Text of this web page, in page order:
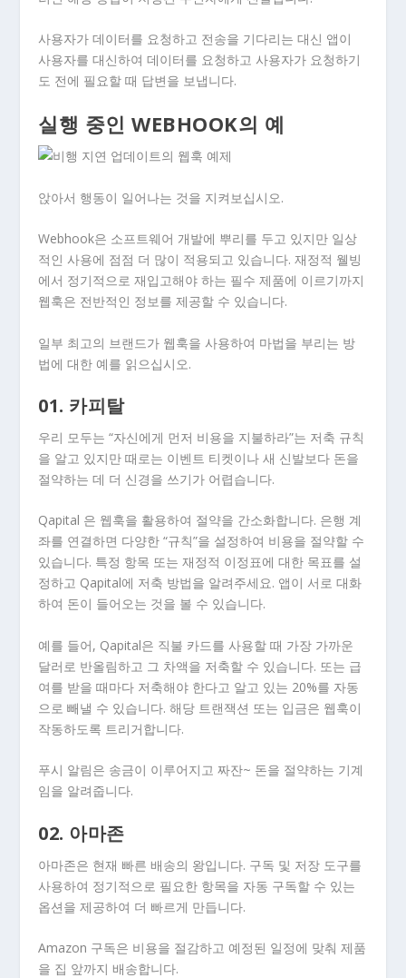
사용자가 데이터를 요청하고 전송을 기다리는 대신 앱이
사용자를 대신하여 데이터를 요청하고 사용자가 요청하기
도 전에 필요할 때 답변을 보냅니다.
실행 중인 WEBHOOK의 예
앉아서 행동이 일어나는 것을 지켜보십시오.
Webhook은 소프트웨어 개발에 뿌리를 두고 있지만 일상
적인 사용에 점점 더 많이 적용되고 있습니다. 재정적 웰빙
에서 정기적으로 재입고해야 하는 필수 제품에 이르기까지
웹훅은 전반적인 정보를 제공할 수 있습니다.
일부 최고의 브랜드가 웹훅을 사용하여 마법을 부리는 방
법에 대한 예를 읽으십시오.
01. 카피탈
우리 모두는 “자신에게 먼저 비용을 지불하라”는 저축 규칙
을 알고 있지만 때로는 이벤트 티켓이나 새 신발보다 돈을
절약하는 데 더 신경을 쓰기가 어렵습니다.
Qapital 은 웹훅을 활용하여 절약을 간소화합니다. 은행 계
좌를 연결하면 다양한 “규칙”을 설정하여 비용을 절약할 수
있습니다. 특정 항목 또는 재정적 이정표에 대한 목표를 설
정하고 Qapital에 저축 방법을 알려주세요. 앱이 서로 대화
하여 돈이 들어오는 것을 볼 수 있습니다.
예를 들어, Qapital은 직불 카드를 사용할 때 가장 가까운
달러로 반올림하고 그 차액을 저축할 수 있습니다. 또는 급
여를 받을 때마다 저축해야 한다고 알고 있는 20%를 자동
으로 빼낼 수 있습니다. 해당 트랜잭션 또는 입금은 웹훅이
작동하도록 트리거합니다.
푸시 알림은 송금이 이루어지고 짜잔~ 돈을 절약하는 기계
임을 알려줍니다.
02. 아마존
아마존은 현재 빠른 배송의 왕입니다. 구독 및 저장 도구를
사용하여 정기적으로 필요한 항목을 자동 구독할 수 있는
옵션을 제공하여 더 빠르게 만듭니다.
Amazon 구독은 비용을 절감하고 예정된 일정에 맞춰 제품
을 집 앞까지 배송합니다.